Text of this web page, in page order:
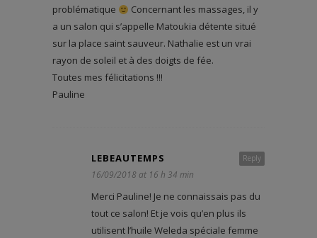
problématique
Concernant les massages, il y
a un salon qui s’appelle Matoukia détente situé
sur la place saint sauveur. Nathalie est un vrai
rayon de soleil et à des doigts de fée.
Toutes mes félicitations !!!
Pauline
Reply
LEBEAUTEMPS
16/09/2018 at 16 h 34 min
Merci Pauline! Je ne connaissais pas du
tout ce salon! Et je vois qu’en plus ils
utilisent l’huile Weleda spéciale femme